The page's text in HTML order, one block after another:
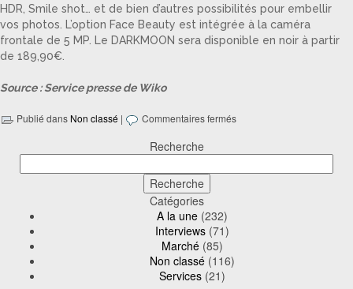
HDR, Smile shot… et de bien d’autres possibilités pour embellir
vos photos. L’option Face Beauty est intégrée à la caméra
frontale de 5 MP. Le DARKMOON sera disponible en noir à partir
de 189,90€.
Source : Service presse de Wiko
Publié dans Non classé | Commentaires fermés
Recherche
Catégories
A la une (232)
Interviews (71)
Marché (85)
Non classé (116)
Services (21)